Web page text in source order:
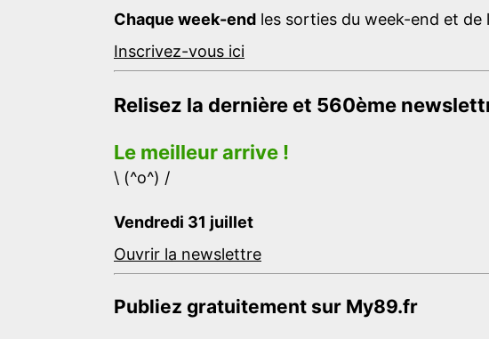
Chaque week-end les sorties du week-end et
Inscrivez-vous ici
Relisez la dernière et 560ème
Le meilleur arrive !
\ (^o^) /
Vendredi 31 juillet
Ouvrir la newslettre
Publiez gratuitement sur My89.fr